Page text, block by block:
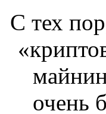
С тех
очень